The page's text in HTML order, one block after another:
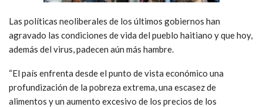
Las políticas neoliberales de los últimos gobiernos han
agravado las condiciones de vida del pueblo haitiano y que hoy,
además del virus, padecen aún más hambre.
“El país enfrenta desde el punto de vista económico una
profundización de la pobreza extrema, una escasez de
alimentos y un aumento excesivo de los precios de los